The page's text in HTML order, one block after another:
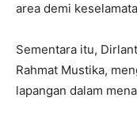
area demi
Sementara itu,
Rahmat Mustika,
lapangan dalam